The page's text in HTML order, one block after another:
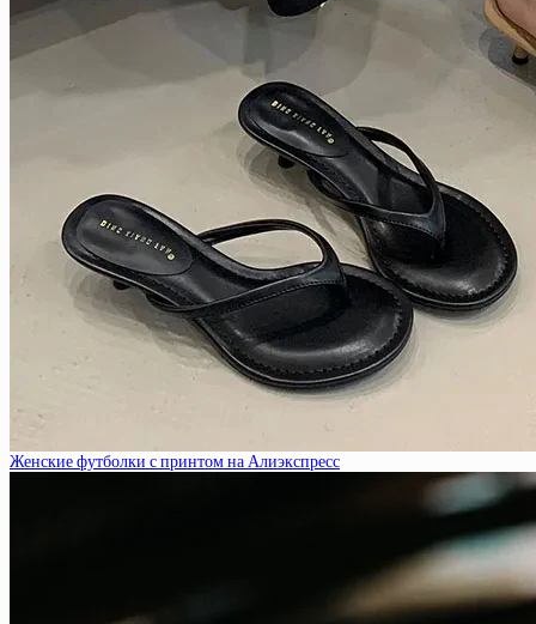
Женские футболки с принтом на Алиэкспресс